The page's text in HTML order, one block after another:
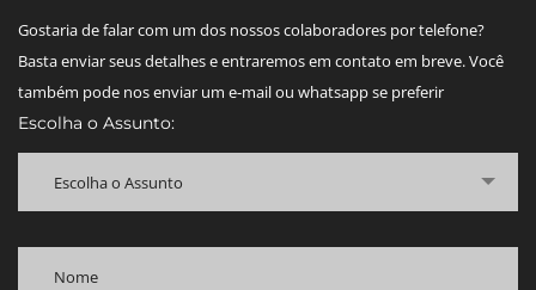
Gostaria de falar com um dos nossos colaboradores por telefone?
Basta enviar seus detalhes e entraremos em contato em breve. Você
também pode nos enviar um e-mail ou whatsapp se preferir
Escolha o Assunto:
Escolha o Assunto